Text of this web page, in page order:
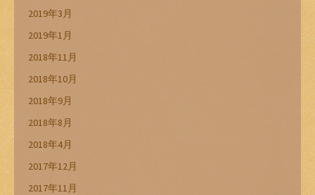
2019年3月
2019年1月
2018年11月
2018年10月
2018年9月
2018年8月
2018年4月
2017年12月
2017年11月